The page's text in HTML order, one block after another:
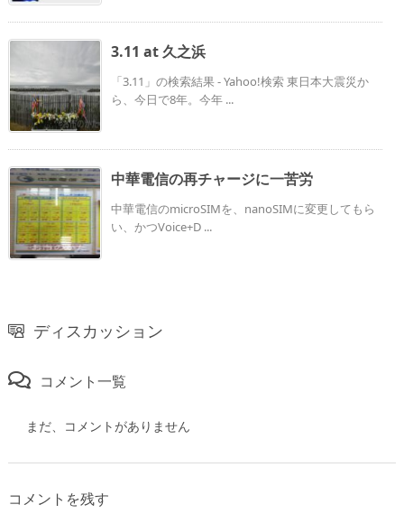
3.11 at 久之浜
「3.11」の検索結果 - Yahoo!検索 東日本大震災か
ら、今日で8年。今年 ...
中華電信の再チャージに一苦労
中華電信のmicroSIMを、nanoSIMに変更してもら
い、かつVoice+D ...
ディスカッション
コメント一覧
まだ、コメントがありません
コメントを残す